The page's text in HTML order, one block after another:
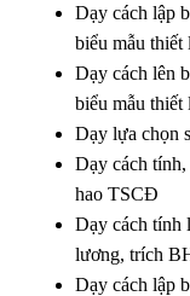
Dạy cách lập
biểu mẫu thiết
Dạy cách lên
biểu mẫu thiết
Dạy lựa chọn
Dạy cách
hao TSCĐ
Dạy cách tính
lương, trích
Dạy cách lập